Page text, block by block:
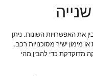
את האפשרויות השונות. ניתן
מימון ישיר מסוכנויות רכב.
מדוקדקת כדי להבין מהי